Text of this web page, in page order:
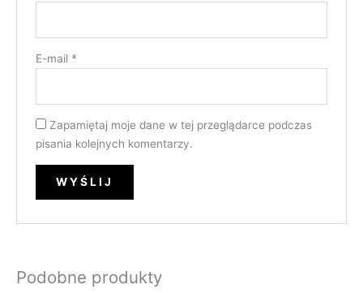
E-mail *
Zapamiętaj moje dane w tej przeglądarce podczas
pisania kolejnych komentarzy.
Podobne produkty